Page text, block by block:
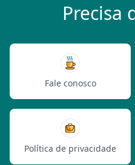
Precisa
Fale conosco
Política de privacidade